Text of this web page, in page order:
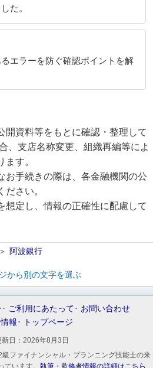
た。
エラーを防ぐ確認ポイントを解
開資料等をもとに確認・整理して
、支店名称変更、組織再編等によ
ます。
お手続きの際は、各金融機関の公
さい。
想定し、情報の正確性に配慮して
阿波銀行
から別の文字を選ぶ
ご利用にあたって
お問い合わせ
報
トップページ
日： 2026年8月3日
ファイナンシャル・プランニング技能士の来
います。 執筆・監修者情報の詳細はこちら